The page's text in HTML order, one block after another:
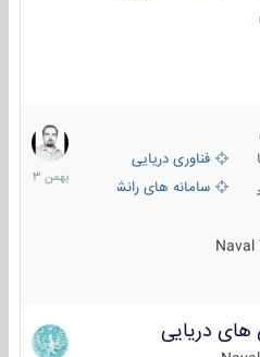
دریاییفناوری دریایی
سامانه های رانشی دریایی
6
بهمن
1403
دریایی
2